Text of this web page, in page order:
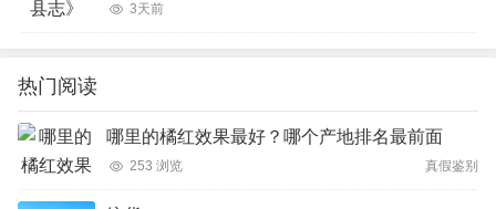
3天前
热门阅读
哪里的橘红效果最好？哪个产地排名最前面
253 浏览 真假鉴别